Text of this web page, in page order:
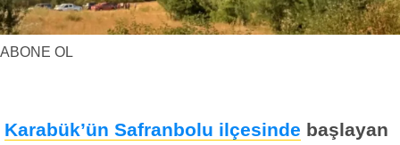
Faydalı Bilgiler
ABONE OL
Karabük’ün Safranbolu ilçesinde başlayan